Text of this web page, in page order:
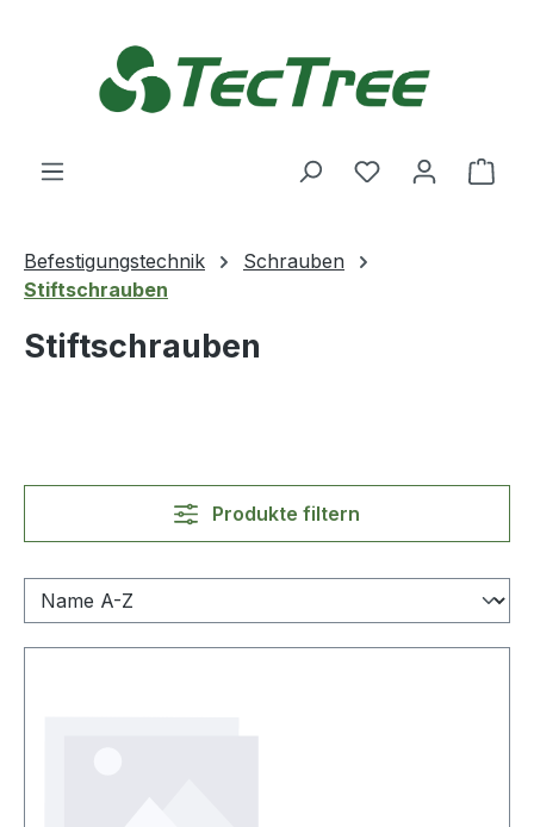
Du hast 0
Befestigungstechnik
Schrauben
Stiftschrauben
Stiftschrauben
Produkte filtern